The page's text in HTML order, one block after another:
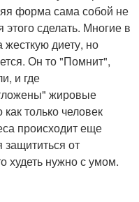
форма сама собой не
сделать. Многие в
жесткую диету, но
Он то "Помнит",
и где
жировые
только человек
происходит еще
защититься от
худеть нужно с умом.